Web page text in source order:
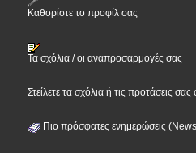
Καθορίστε το προφίλ σας
Τα σχόλια / οι αναπροσαρμογές σας
Στείλετε τα σχόλια ή τις προτάσεις
Πιο πρόσφατες ενημερώσεις